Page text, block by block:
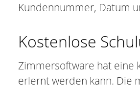
Kundennummer, Datum
Kostenlose
Zimmersoftware hat eine
erlernt werden kann. Die